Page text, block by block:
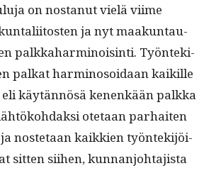
on nos­tanut vielä viime
ja nyt maakun­tau­
palkka­harmi­nois­in­ti. Työn­tek­i­
palkat harmi­nosoidaan kaikille
eli käytän­nösä kenenkään palk­ka
ote­taan parhait­en
nos­te­taan kaikkien työn­tek­i­jöi­
sit­ten siihen, kun­nan­jo­hta­jista